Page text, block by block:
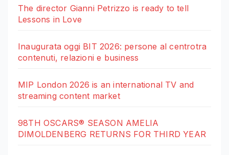
The director Gianni Petrizzo is ready to tell
Lessons in Love
Inaugurata oggi BIT 2026: persone al centrotra
contenuti, relazioni e business
MIP London 2026 is an international TV and
streaming content market
98TH OSCARS® SEASON AMELIA
DIMOLDENBERG RETURNS FOR THIRD YEAR